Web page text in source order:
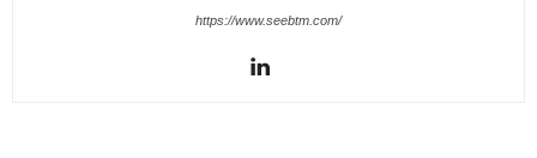
https://www.seebtm.com/